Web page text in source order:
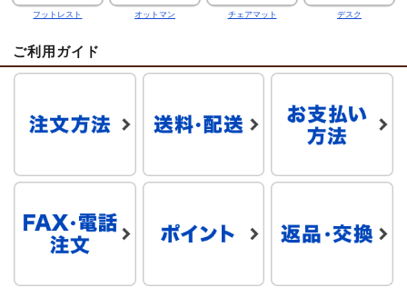
フットレスト オットマン チェアマット デスク
ご利用ガイド